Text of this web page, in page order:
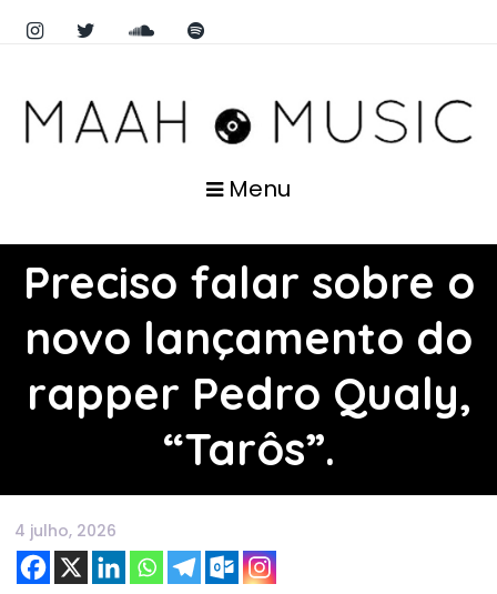
Menu
Preciso falar sobre o
novo lançamento do
rapper Pedro Qualy,
“Tarôs”.
4 julho, 2026